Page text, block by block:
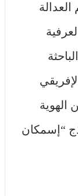
العدالة
الهوية
“إسمكان